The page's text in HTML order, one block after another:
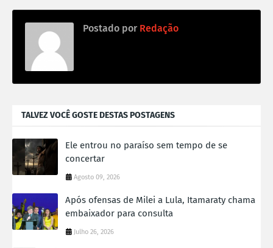
Postado por Redação
TALVEZ VOCÊ GOSTE DESTAS POSTAGENS
Ele entrou no paraíso sem tempo de se
concertar
Agosto 09, 2026
Após ofensas de Milei a Lula, Itamaraty chama
embaixador para consulta
Julho 26, 2026